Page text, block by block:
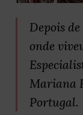
Depois
onde
Mariana
Portugal.